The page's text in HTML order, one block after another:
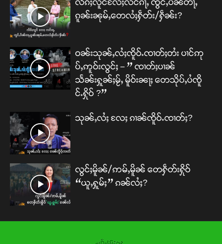
ၵူၼ်းၼုမ်ႇတေလႆႈႁဵတ်း/ႁဵၼ်း?
ဝၼ်းသုၼ်ႇလႆႈၸိူဝ်ႉၸၢတ်ႈတႆး ပၢင်ဢု
ပ်ႇဢူဝ်းလွင်ႈ – ” ၸၢတ်ႈပၢၼ်
သႅၼ်းႁူၼ်ႈမႂ်ႇ မိူဝ်းၼႃႈ တေသိုပ်ႇပႆၸိူ
င်ႉႁိုဝ် ?”
သုၼ်ႇလႆႈ လႄႈ ၵၢၼ်ၸိူဝ်ႉၸၢတ်ႈ?
လွင်ႈမိူၼ်/ဢမ်ႇမိူၼ် တေႁဵတ်းႁိုဝ်
“ယူႇႁူမ်ႈ” ၵၼ်လႆႈ?